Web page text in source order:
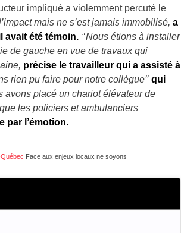
impliqué a violemment percuté le
mais ne s’est jamais immobilisé, a
avait été témoin. ‘‘Nous étions à installer
de gauche en vue de travaux qui
précise le travailleur qui a assisté à
rien pu faire pour notre collègue’’ qui
avons placé un chariot élévateur de
les policiers et ambulanciers
par l’émotion.
Face aux enjeux locaux ne soyons